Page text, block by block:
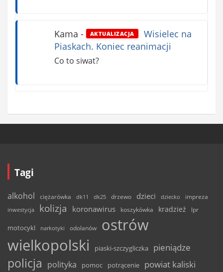
Kama - AKTUALIZACJA
Wisielec na
Piaskach. Koniec reanimacji
Co to siwat?
Tagi
alkohol ciężarówka dk11 dk25 drzewo dzieci dziecko
impreza
inwestycja
kolizja koronawirus koszykówka kradzież lpr
motocykl narkotyki odolanów
ostrów
wielkopolski
piaski-szczygliczka pieniądze
policja polityka pomoc potrącenie powiat kaliski